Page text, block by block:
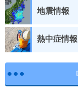
地震情報
熱中症情報